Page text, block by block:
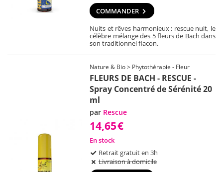
COMMANDER
Nuits et rêves harmonieux : rescue nuit, le
célèbre mélange des 5 fleurs de Bach dans
son traditionnel flacon.
Nature & Bio > Phytothérapie - Fleur
FLEURS DE BACH - RESCUE -
Spray Concentré de Sérénité 20
ml
par Rescue
14,65€
En stock
Retrait gratuit en 3h
Livraison à domicile